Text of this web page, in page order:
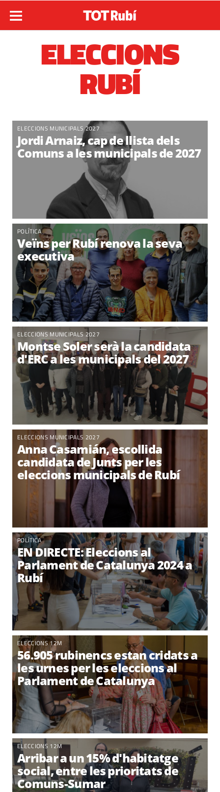
ELECCIONS
RUBÍ
ELECCIONS MUNICIPALS 2027
Jordi Arnaiz, cap de llista dels
Comuns a les municipals de 2027
POLÍTICA
Veïns per Rubí renova la seva
executiva
ELECCIONS MUNICIPALS 2027
Montse Soler serà la candidata
d'ERC a les municipals del 2027
ELECCIONS MUNICIPALS 2027
Anna Casamián, escollida
candidata de Junts per les
eleccions municipals de Rubí
POLÍTICA
EN DIRECTE: Eleccions al
Parlament de Catalunya 2024 a
Rubí
ELECCIONS 12M
56.905 rubinencs estan cridats a
les urnes per les eleccions al
Parlament de Catalunya
ELECCIONS 12M
Arribar a un 15% d'habitatge
social, entre les prioritats de
Comuns-Sumar